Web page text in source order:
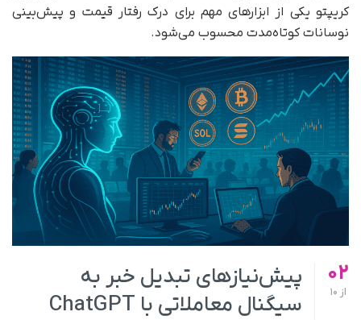
کریپتو یکی از ابزارهای مهم برای درک رفتار قیمت و پیش‌بینی
نوسانات کوتاه‌مدت محسوب می‌شود.
02
از
پیش‌نیازهای تبدیل خبر به
سیگنال معاملاتی با ChatGPT